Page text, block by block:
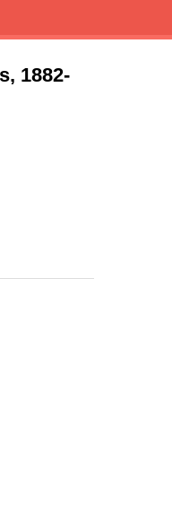
1882-